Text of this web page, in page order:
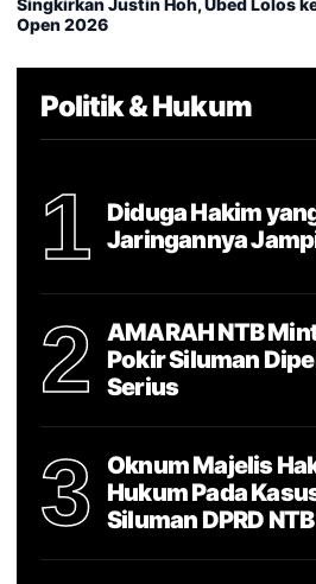
Open 2026
Politik & Hukum
1
Diduga Hakim
Jaringannya
2
AMARAH NTB
Pokir Siluman
Serius
3
Oknum Majelis
Hukum Pada
Siluman DPRD NTB